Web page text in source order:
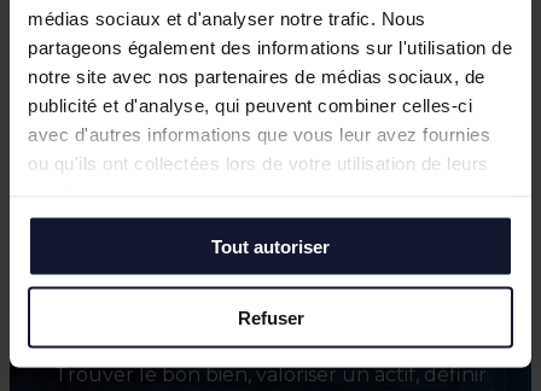
médias sociaux et d'analyser notre trafic. Nous
partageons également des informations sur l'utilisation de
notre site avec nos partenaires de médias sociaux, de
publicité et d'analyse, qui peuvent combiner celles-ci
avec d'autres informations que vous leur avez fournies
ou qu'ils ont collectées lors de votre utilisation de leurs
Tout autoriser
Refuser
Besoin d’un point de départ ?On vous
accompagne.
Trouver le bon bien, valoriser un actif, définir